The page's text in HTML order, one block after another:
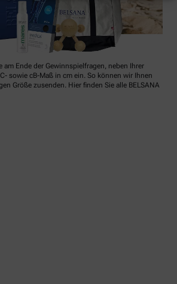
am Ende der Gewinnspielfragen, neben Ihrer
sowie cB-Maß in cm ein. So können wir Ihnen
Größe zusenden. Hier finden Sie alle BELSANA